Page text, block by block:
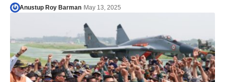
Anustup Roy Barman May 13, 2025